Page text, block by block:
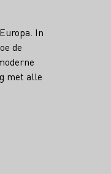
In
de
met alle